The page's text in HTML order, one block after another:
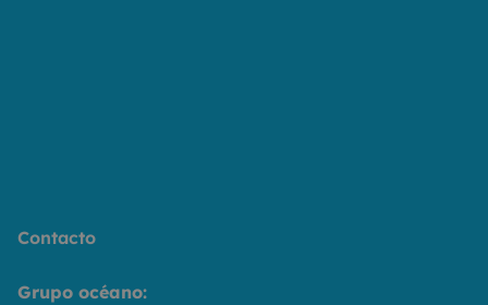
Contacto
Grupo océano: